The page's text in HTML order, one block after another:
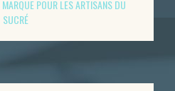
POUR LES ARTISANS DU
SUCRÉ